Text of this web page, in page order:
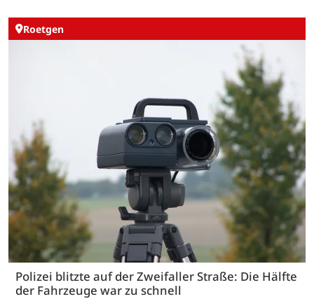
Roetgen
Polizei blitzte auf der Zweifaller Straße: Die Hälfte
der Fahrzeuge war zu schnell